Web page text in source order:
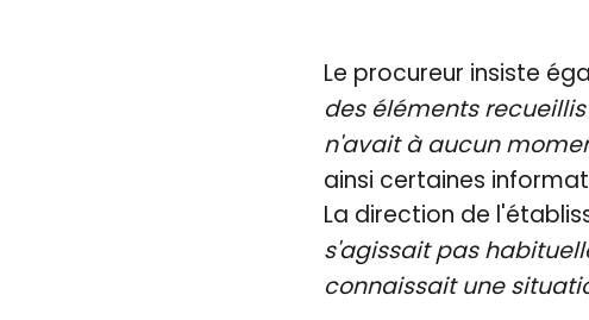
Le procureur insiste
des éléments
n'avait à aucun
ainsi certaines
La direction de
s'agissait pas
connaissait une